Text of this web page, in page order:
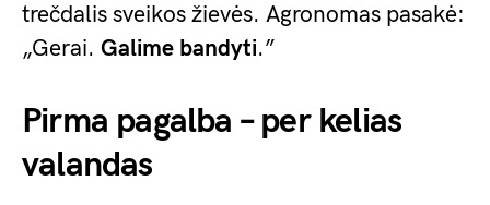
trečdalis sveikos žievės. Agronomas pasakė:
„Gerai. Galime bandyti.”
Pirma pagalba – per kelias
valandas